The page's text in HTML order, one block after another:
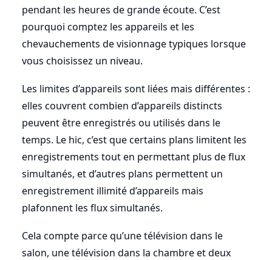
pendant les heures de grande écoute. C’est
pourquoi comptez les appareils et les
chevauchements de visionnage typiques lorsque
vous choisissez un niveau.
Les limites d’appareils sont liées mais différentes :
elles couvrent combien d’appareils distincts
peuvent être enregistrés ou utilisés dans le
temps. Le hic, c’est que certains plans limitent les
enregistrements tout en permettant plus de flux
simultanés, et d’autres plans permettent un
enregistrement illimité d’appareils mais
plafonnent les flux simultanés.
Cela compte parce qu’une télévision dans le
salon, une télévision dans la chambre et deux